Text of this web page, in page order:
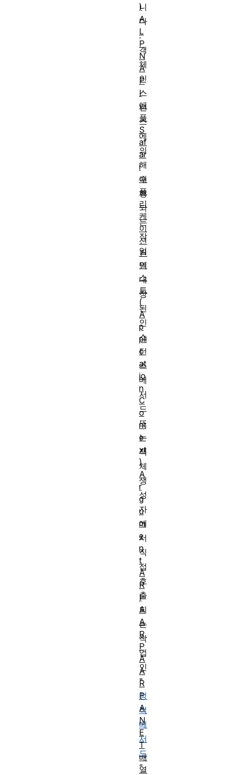
니
다
.
객
체
인
스
턴
스
에
의
해
수
행
되
는
작
업
인
내
장
된
인
스
턴
스
메
서
드
또
는
객
체
생
성
자
에
서
직
접
호
출
되
는
작
업
인
"
정
적
메
서
드
"
)
A
L
P
N
A
P
I
애
플
S
af
ar
i
애
플
리
케
이
션
컨
텍
스
트
(
A
p
pli
c
at
io
n
C
o
nt
e
xt
)
A
r
g
u
m
e
n
t
A
R
I
A
A
R
P
A
A
R
P
A
N
E
T
배
열